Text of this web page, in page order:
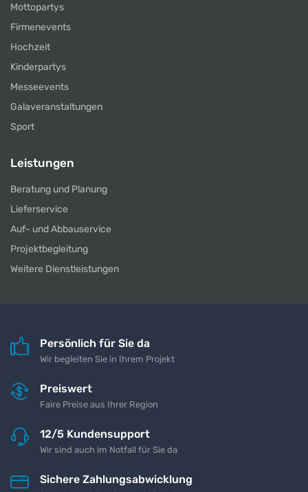
Mottopartys
Firmenevents
Hochzeit
Kinderpartys
Messeevents
Galaveranstaltungen
Sport
Leistungen
Beratung und Planung
Lieferservice
Auf- und Abbauservice
Projektbegleitung
Weitere Dienstleistungen
Persönlich für Sie da
Wir begleiten Sie in Ihrem Projekt
Preiswert
Faire Preise aus Ihrer Region
12/5 Kundensupport
Wir sind auch im Notfall für Sie da
Sichere Zahlungsabwicklung